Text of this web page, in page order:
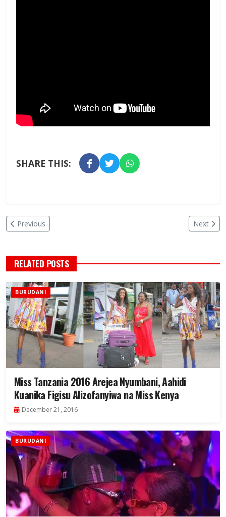
SHARE THIS:
Previous Next
RELATED POSTS
BURUDANI
Miss Tanzania 2016 Arejea Nyumbani, Aahidi
Kuanika Figisu Alizofanyiwa na Miss Kenya
December 21, 2016
BURUDANI